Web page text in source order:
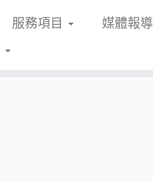
服務項目 媒體報導